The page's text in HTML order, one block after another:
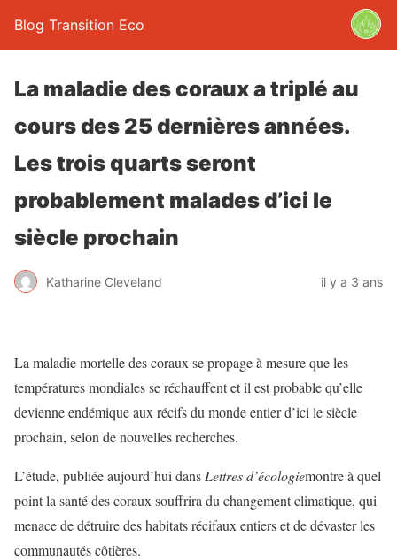
Blog Transition Eco
La maladie des coraux a triplé au
cours des 25 dernières années.
Les trois quarts seront
probablement malades d’ici le
siècle prochain
Katharine Cleveland il y a 3 ans
La maladie mortelle des coraux se propage à mesure que les
températures mondiales se réchauffent et il est probable qu’elle
devienne endémique aux récifs du monde entier d’ici le siècle
prochain, selon de nouvelles recherches.
L’étude, publiée aujourd’hui dans Lettres d’écologiemontre à quel
point la santé des coraux souffrira du changement climatique, qui
menace de détruire des habitats récifaux entiers et de dévaster les
communautés côtières.